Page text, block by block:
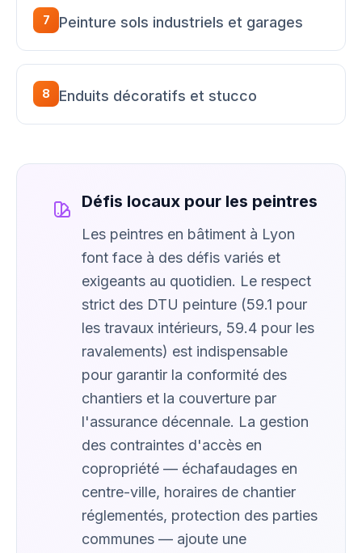
7 Peinture sols industriels et garages
8 Enduits décoratifs et stucco
Défis locaux pour les peintres
Les peintres en bâtiment à Lyon
font face à des défis variés et
exigeants au quotidien. Le respect
strict des DTU peinture (59.1 pour
les travaux intérieurs, 59.4 pour les
ravalements) est indispensable
pour garantir la conformité des
chantiers et la couverture par
l'assurance décennale. La gestion
des contraintes d'accès en
copropriété — échafaudages en
centre-ville, horaires de chantier
réglementés, protection des parties
communes — ajoute une